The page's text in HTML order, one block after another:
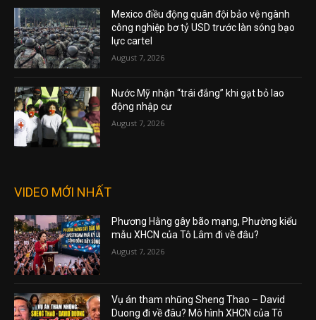
Mexico điều động quân đội bảo vệ ngành
công nghiệp bơ tỷ USD trước làn sóng bạo
lực cartel
August 7, 2026
Nước Mỹ nhận “trái đắng” khi gạt bỏ lao
động nhập cư
August 7, 2026
VIDEO MỚI NHẤT
Phương Hằng gây bão mạng, Phường kiểu
mẫu XHCN của Tô Lâm đi về đâu?
August 7, 2026
Vụ án tham nhũng Sheng Thao – David
Duong đi về đâu? Mô hình XHCN của Tô